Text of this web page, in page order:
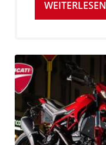
WEITERLESEN